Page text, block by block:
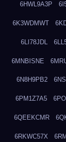
6HWL9A3P
6K3WDMWT
6LI78JDL
6MNBISNE
6N8H9PB2
6PM1Z7A5
6QEEKCMR
6RKWC57X